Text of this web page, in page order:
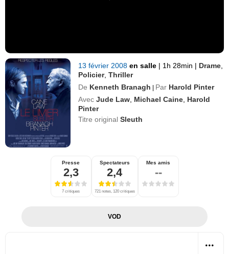
13 février 2008en salle | 1h 28min | Drame
Policier,Thriller
De Kenneth Branagh | Par Harold Pinter
Avec Jude Law Michael Caine Harold
Pinter
Titre originalSleuth
Presse
2,3
7 critiques
Spectateurs
2,4
721 notes, 120 critiques
Mes amis
--
VOD